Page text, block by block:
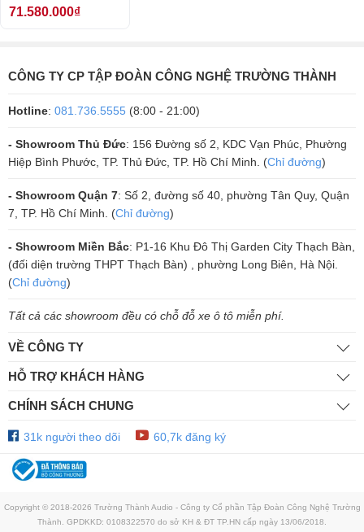
Loa Karaoke JBL KP 4012 (full bass 30cm, 2 loa 2 đường)
45.000.000₫
-40%
Đặc điểm nổi bật
XEM CHI TIẾT
Micro JBL VM300
Micro JBL VM300 là mẫu micro karaoke không dây hiện đại được
hãng JBL thiết kế vào cho ra mắt, bộ micro không dây JBL VM300 với
kiểu dáng nhỏ gọn cùng nhiều tính năng hấp dẫn hứa hẹn mang lại
KP4012, JBL VM300,
71.580.000₫
CÔNG TY CP TẬP ĐOÀN CÔNG NGHỆ TRƯỜNG THÀNH
Hotline: 081.736.5555 (8:00 - 21:00)
- Showroom Thủ Đức: 156 Đường số 2, KDC Vạn Phúc, Phường
Hiệp Bình Phước, TP. Thủ Đức, TP. Hồ Chí Minh. (Chỉ đường)
- Showroom Quận 7: Số 2, đường số 40, phường Tân Quy, Quận
7, TP. Hồ Chí Minh. (Chỉ đường)
- Showroom Miền Bắc: P1-16 Khu Đô Thị Garden City Thạch Bàn,
(đối diện trường THPT Thạch Bàn) , phường Long Biên, Hà Nội.
(Chỉ đường)
Tất cả các showroom đều có chỗ đỗ xe ô tô miễn phí.
VỀ CÔNG TY
HỖ TRỢ KHÁCH HÀNG
CHÍNH SÁCH CHUNG
31k người theo dõi 60,7k đăng ký
Copyright © 2018-2026 Trường Thành Audio - Công ty Cổ phần Tập Đoàn Công Nghệ Trường
Thành. GPDKKD: 0108322570 do sở KH & ĐT TP.HN cấp ngày 13/06/2018.